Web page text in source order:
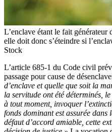
L’enclave étant le fait générateur
elle doit donc s’éteindre si
Stock
L’article 685-1 du Code civil
passage pour cause de
d’enclave et quelle que soit la
la servitude ont été déterminés,
à tout moment, invoquer
fonds dominant est assurée
défaut d’accord amiable, cette